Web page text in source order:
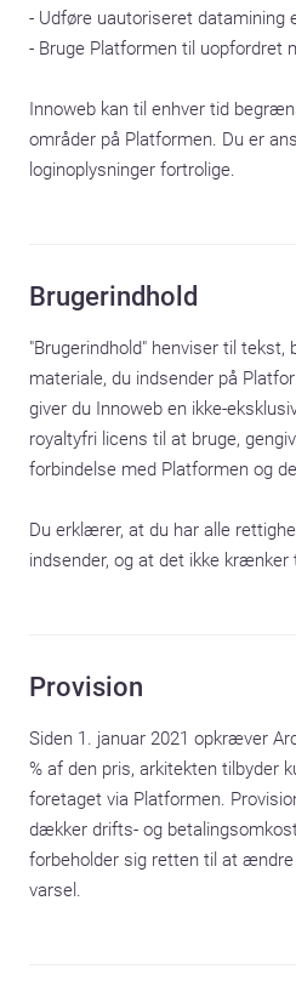
- Udføre uautoriseret datamining
- Bruge Platformen til uopfordret
Innoweb kan til enhver tid
områder på Platformen. Du er
loginoplysninger fortrolige.
Brugerindhold
"Brugerindhold" henviser til tekst,
materiale, du indsender på
giver du Innoweb en ikke-
royaltyfri licens til at bruge,
forbindelse med Platformen og
Du erklærer, at du har alle
indsender, og at det ikke
Provision
Siden 1. januar 2021 opkræver
% af den pris, arkitekten tilbyder
foretaget via Platformen.
dækker drifts- og
forbeholder sig retten til at
varsel.